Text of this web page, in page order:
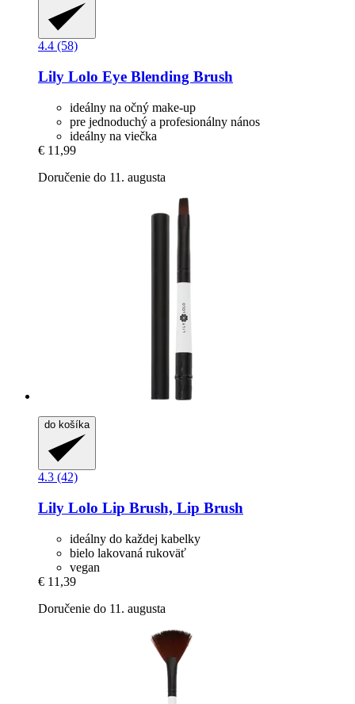
4.4 (58)
Lily Lolo Eye Blending Brush
ideálny na očný make-up
pre jednoduchý a profesionálny nános
ideálny na viečka
€ 11,99
Doručenie do 11. augusta
do košíka
4.3 (42)
Lily Lolo Lip Brush, Lip Brush
ideálny do každej kabelky
bielo lakovaná rukoväť
vegan
€ 11,39
Doručenie do 11. augusta